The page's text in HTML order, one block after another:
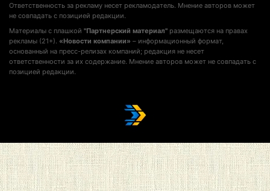
Ответственность за рекламу несет рекламодатель. Мнение авторов может
не совпадать с позицией редакции.
Материалы с плашкой "Партнерский материал" размещаются на правах
рекламы (21+). «Новости компании» – информационный формат,
основанный на пресс-релизах компаний; редакция не несет
ответственности за их содержание. Мнение авторов может не совпадать с
позицией редакции.